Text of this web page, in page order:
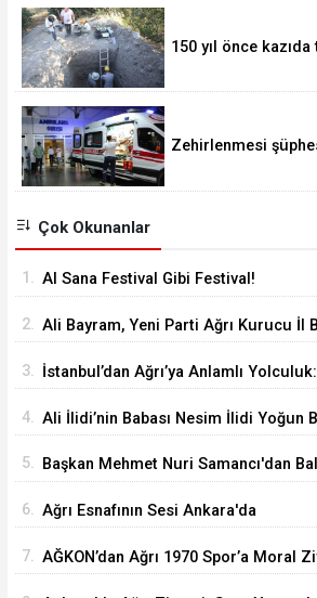
150 yıl önce
Zehirlenmesi
Çok Okunanlar
1. Al Sana Festival Gibi Festival!
2. Ali Bayram, Yeni Parti Ağrı Kurucu İl
3. İstanbul’dan Ağrı’ya Anlamlı Yolculuk:
4. Ali İlidi’nin Babası Nesim İlidi Yoğun
5. Başkan Mehmet Nuri Samancı'dan
6. Ağrı Esnafının Sesi Ankara'da
7. AĞKON’dan Ağrı 1970 Spor’a Moral